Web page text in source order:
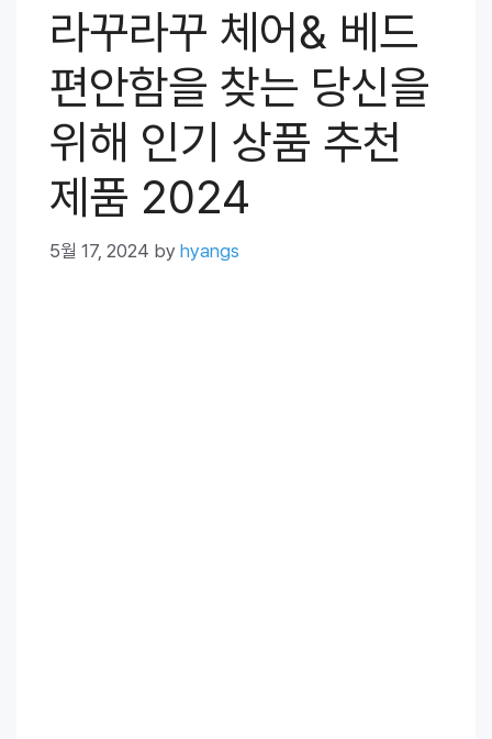
라꾸라꾸 체어& 베드
편안함을 찾는 당신을
위해 인기 상품 추천
제품 2024
5월 17, 2024 by hyangs